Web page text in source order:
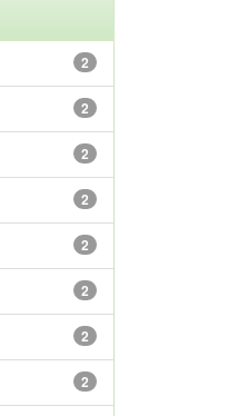
2
2
2
2
2
2
2
2